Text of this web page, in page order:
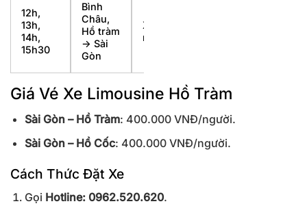
12h,
13h,
14h,
15h30
Bình
Châu,
Hồ tràm
-> Sài
Gòn
Xe VIP đời
mới
Giá Vé Xe Limousine Hồ Tràm
Sài Gòn – Hồ Tràm: 400.000 VNĐ/người.
Sài Gòn – Hồ Cốc: 400.000 VNĐ/người.
Cách Thức Đặt Xe
Gọi Hotline: 0962.520.620.